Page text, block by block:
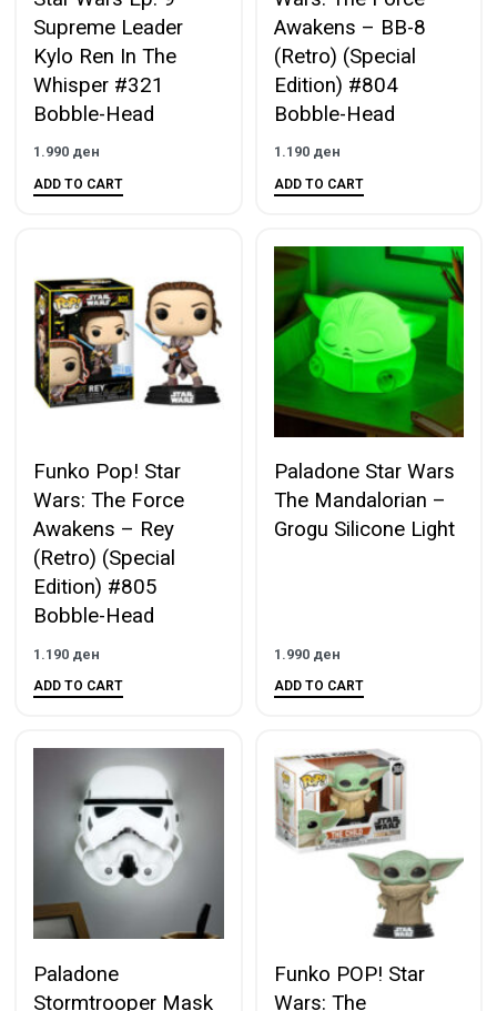
Supreme Leader
Kylo Ren In The
Whisper #321
Bobble-Head
1.990 ден
ADD TO CART
Awakens – BB-8
(Retro) (Special
Edition) #804
Bobble-Head
1.190 ден
ADD TO CART
Funko Pop! Star
Wars: The Force
Awakens – Rey
(Retro) (Special
Edition) #805
Bobble-Head
1.190 ден
ADD TO CART
Paladone Star Wars
The Mandalorian –
Grogu Silicone Light
1.990 ден
ADD TO CART
Paladone
Stormtrooper Mask
Funko POP! Star
Wars: The